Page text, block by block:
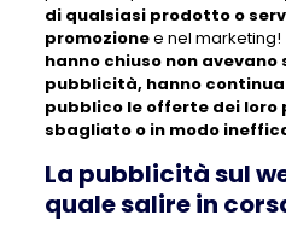
di qualsiasi prodotto o
promozionee nel marketing!
hanno chiuso non avevano
pubblicità, hanno
pubblico le offerte dei loro
sbagliato o in modo
La pubblicità sul
quale salire in